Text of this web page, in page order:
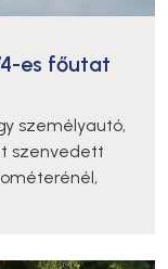
es főutat
személyautó,
szenvedett